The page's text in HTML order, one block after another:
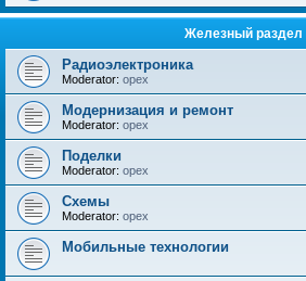
Железный раздел
Радиоэлектроника
Moderator: opex
Модернизация и ремонт
Moderator: opex
Поделки
Moderator: opex
Схемы
Moderator: opex
Мобильные технологии